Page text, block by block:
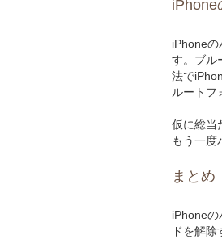
iPhone
iPhone
す。ブル
法で
ルートフ
仮に総当
もう一度
まとめ
iPhone
ドを解